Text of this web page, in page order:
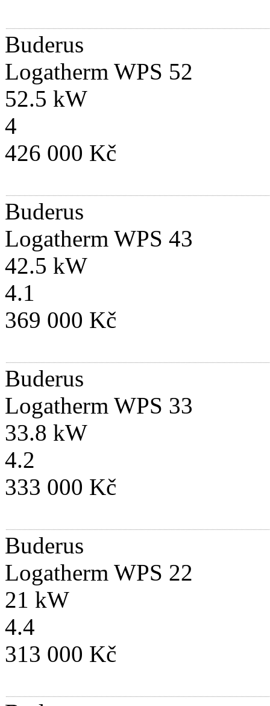
Buderus
Logatherm WPS 52
52.5 kW
4
426 000 Kč
Buderus
Logatherm WPS 43
42.5 kW
4.1
369 000 Kč
Buderus
Logatherm WPS 33
33.8 kW
4.2
333 000 Kč
Buderus
Logatherm WPS 22
21 kW
4.4
313 000 Kč